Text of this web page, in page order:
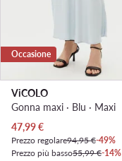
Occasione
ViCOLO
Gonna maxi · Blu · Maxi
Prezzo attuale
47,99€
Prezzo regolare94,95 €-49%
Prezzo più basso55,99 €-14%